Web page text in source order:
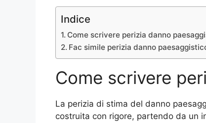
Indice
Come scrivere perizia danno
Fac simile perizia danno
Come scrivere
La perizia di stima del danno
costruita con rigore, partendo da un